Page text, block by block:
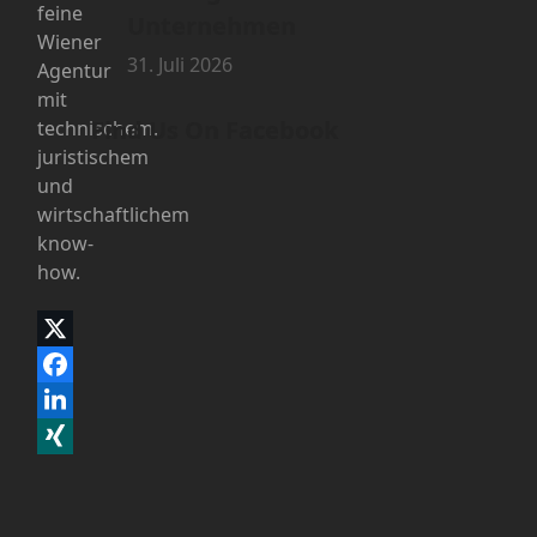
31. Juli 2026
Find Us On Facebook
feine
Wiener
Agentur
mit
technischem,
juristischem
und
wirtschaftlichem
know-
how.
Twitter
(deprecated)
Facebook
LinkedIn
Xing